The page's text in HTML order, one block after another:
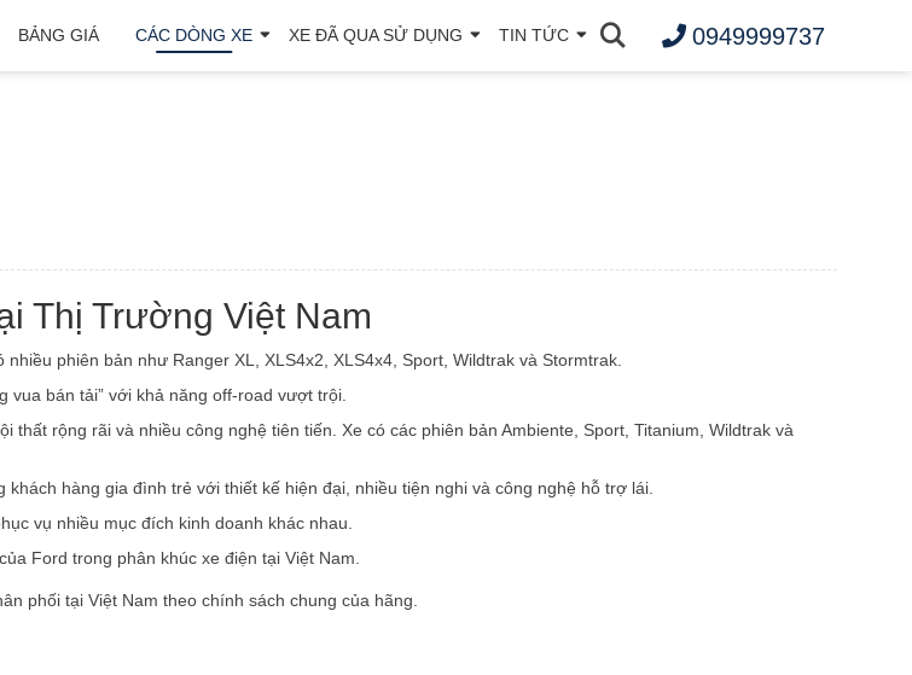
BẢNG GIÁ CÁC DÒNG XE XE ĐÃ QUA SỬ DỤNG TIN TỨC 0949999737
Thị Trường Việt Nam
phiên bản như Ranger XL, XLS4x2, XLS4x4, Sport, Wildtrak và Stormtrak.
vua bán tải” với khả năng off-road vượt trội.
rộng rãi và nhiều công nghệ tiên tiến. Xe có các phiên bản Ambiente, Sport, Titanium, Wildtrak và
hàng gia đình trẻ với thiết kế hiện đại, nhiều tiện nghi và công nghệ hỗ trợ lái.
vụ nhiều mục đích kinh doanh khác nhau.
Ford trong phân khúc xe điện tại Việt Nam.
phối tại Việt Nam theo chính sách chung của hãng.